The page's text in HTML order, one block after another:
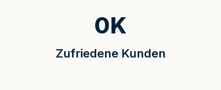
Zufriedene Kunden
0K